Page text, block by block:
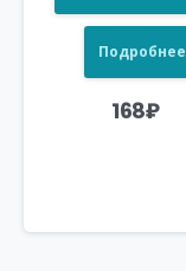
Подробнее
168₽